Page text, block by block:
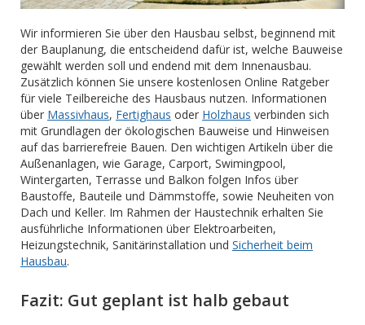
Wir informieren Sie über den Hausbau selbst, beginnend mit
der Bauplanung, die entscheidend dafür ist, welche Bauweise
gewählt werden soll und endend mit dem Innenausbau.
Zusätzlich können Sie unsere kostenlosen Online Ratgeber
für viele Teilbereiche des Hausbaus nutzen. Informationen
über Massivhaus, Fertighaus oder Holzhaus verbinden sich
mit Grundlagen der ökologischen Bauweise und Hinweisen
auf das barrierefreie Bauen. Den wichtigen Artikeln über die
Außenanlagen, wie Garage, Carport, Swimingpool,
Wintergarten, Terrasse und Balkon folgen Infos über
Baustoffe, Bauteile und Dämmstoffe, sowie Neuheiten von
Dach und Keller. Im Rahmen der Haustechnik erhalten Sie
ausführliche Informationen über Elektroarbeiten,
Heizungstechnik, Sanitärinstallation und Sicherheit beim
Hausbau.
Fazit: Gut geplant ist halb gebaut